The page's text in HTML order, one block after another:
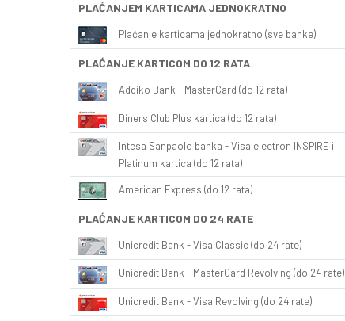
PLAĆANJEM KARTICAMA JEDNOKRATNO
Plaćanje karticama jednokratno (sve banke)
PLAĆANJE KARTICOM DO 12 RATA
Addiko Bank - MasterCard (do 12 rata)
Diners Club Plus kartica (do 12 rata)
Intesa Sanpaolo banka - Visa electron INSPIRE i
Platinum kartica (do 12 rata)
American Express (do 12 rata)
PLAĆANJE KARTICOM DO 24 RATE
Unicredit Bank - Visa Classic (do 24 rate)
Unicredit Bank - MasterCard Revolving (do 24 rate)
Unicredit Bank - Visa Revolving (do 24 rate)